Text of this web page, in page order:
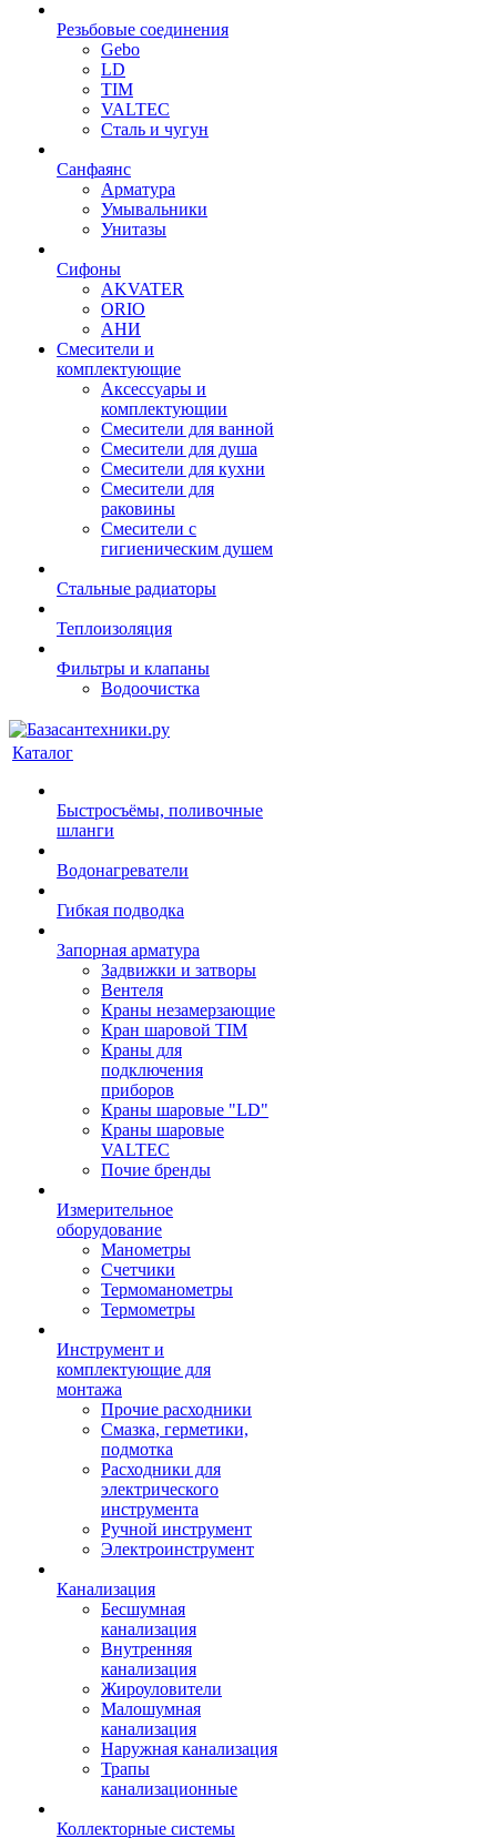
Резьбовые соединения
Gebo
LD
TIM
VALTEC
Сталь и чугун
Санфаянс
Арматура
Умывальники
Унитазы
Сифоны
AKVATER
ORIO
АНИ
Смесители и
комплектующие
Аксессуары и
комплектующии
Смесители для ванной
Смесители для душа
Смесители для кухни
Смесители для
раковины
Смесители с
гигиеническим душем
Стальные радиаторы
Теплоизоляция
Фильтры и клапаны
Водоочистка
Каталог
Быстросъёмы, поливочные
шланги
Водонагреватели
Гибкая подводка
Запорная арматура
Задвижки и затворы
Вентеля
Краны незамерзающие
Кран шаровой TIM
Краны для
подключения
приборов
Краны шаровые "LD"
Краны шаровые
VALTEC
Почие бренды
Измерительное
оборудование
Манометры
Счетчики
Термоманометры
Термометры
Инструмент и
комплектующие для
монтажа
Прочие расходники
Смазка, герметики,
подмотка
Расходники для
электрического
инструмента
Ручной инструмент
Электроинструмент
Канализация
Бесшумная
канализация
Внутренняя
канализация
Жироуловители
Малошумная
канализация
Наружная канализация
Трапы
канализационные
Коллекторные системы